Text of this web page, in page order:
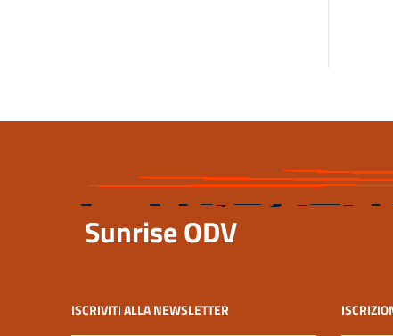
Sunrise ODV
ISCRIVITI ALLA NEWSLETTER